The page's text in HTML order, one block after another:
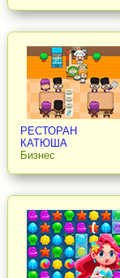
РЕСТОРАН
КАТЮША
Бизнес